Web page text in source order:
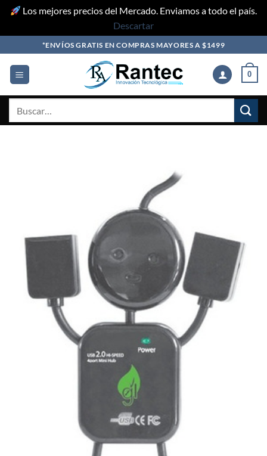
Los mejores precios del Mercado. Enviamos a todo el país.
Descartar
to
content
*ENVÍOS GRATIS EN COMPRAS MAYORES A $1499
0